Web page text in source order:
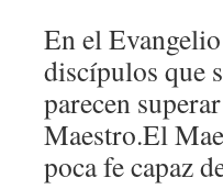
En el
discípulos que
parecen
Maestro.El
poca fe capaz